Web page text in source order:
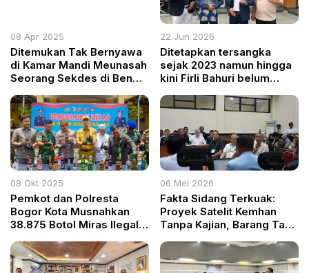
08 Apr 2025
Ditemukan Tak Bernyawa
di Kamar Mandi Meunasah
Seorang Sekdes di Bener
karena Serangan Jantung
22 Jun 2026
Ditetapkan tersangka
sejak 2023 namun hingga
kini Firli Bahuri belum
Kapolda Metro Jaya.
08 Okt 2025
Pemkot dan Polresta
Bogor Kota Musnahkan
38.875 Botol Miras Ilegal,
Kolaborasi Jaga Kota
Aman
06 Mei 2026
Fakta Sidang Terkuak:
Proyek Satelit Kemhan
Tanpa Kajian, Barang Tak